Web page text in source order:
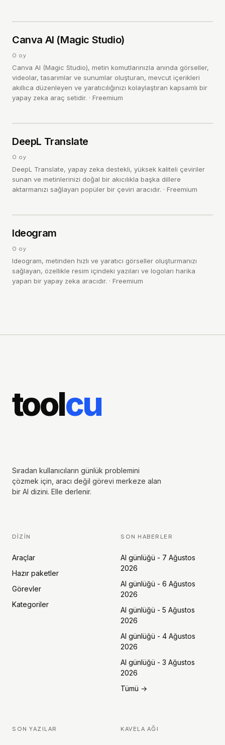
C
Canva AI (Magic Studio)
0 oy
Canva AI (Magic Studio), metin komutlarınızla anında görseller,
videolar, tasarımlar ve sunumlar oluşturan, mevcut içerikleri
akıllıca düzenleyen ve yaratıcılığınızı kolaylaştıran kapsamlı bir
yapay zeka araç setidir. · Freemium
D
DeepL Translate
0 oy
DeepL Translate, yapay zeka destekli, yüksek kaliteli çeviriler
sunan ve metinlerinizi doğal bir akıcılıkla başka dillere
aktarmanızı sağlayan popüler bir çeviri aracıdır. · Freemium
I
Ideogram
0 oy
Ideogram, metinden hızlı ve yaratıcı görseller oluşturmanızı
sağlayan, özellikle resim içindeki yazıları ve logoları harika
yapan bir yapay zeka aracıdır. · Freemium
toolcu
Sıradan kullanıcıların günlük problemini
çözmek için, aracı değil görevi merkeze alan
bir AI dizini. Elle derlenir.
DIZIN
Araçlar
Hazır paketler
Görevler
Kategoriler
SON HABERLER
AI günlüğü - 7 Ağustos
2026
AI günlüğü - 6 Ağustos
2026
AI günlüğü - 5 Ağustos
2026
AI günlüğü - 4 Ağustos
2026
AI günlüğü - 3 Ağustos
2026
Tümü →
SON YAZILAR KAVELA AĞI